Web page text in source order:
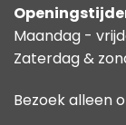
Maandag -
Zaterdag &
Bezoek alleen